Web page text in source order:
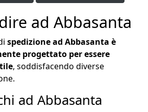
ad Abbasanta
spedizione ad Abbasanta è
progettato per essere
, soddisfacendo diverse
ad Abbasanta